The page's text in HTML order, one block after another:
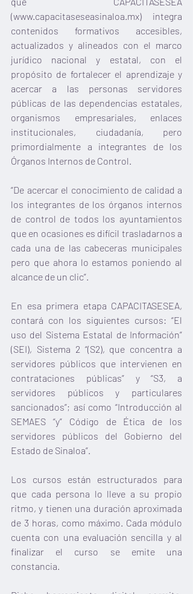
(www.capacitaseseasinaloa.mx) integra
contenidos formativos accesibles,
actualizados y alineados con el marco
jurídico nacional y estatal, con el
propósito de fortalecer el aprendizaje y
acercar a las personas servidores
públicas de las dependencias estatales,
organismos empresariales, enlaces
institucionales, ciudadanía, pero
primordialmente a integrantes de los
Órganos Internos de Control.
“De acercar el conocimiento de calidad a
los integrantes de los órganos internos
de control de todos los ayuntamientos
que en ocasiones es difícil trasladarnos a
cada una de las cabeceras municipales
pero que ahora lo estamos poniendo al
alcance de un clic”.
En esa primera etapa CAPACITASESEA,
contará con los siguientes cursos: “El
uso del Sistema Estatal de Información”
(SEI), Sistema 2 “(S2), que concentra a
servidores públicos que intervienen en
contrataciones públicas” y “S3, a
servidores públicos y particulares
sancionados”; así como “Introducción al
SEMAES “y” Código de Ética de los
servidores públicos del Gobierno del
Estado de Sinaloa”.
Los cursos están estructurados para
que cada persona lo lleve a su propio
ritmo, y tienen una duración aproximada
de 3 horas, como máximo. Cada módulo
cuenta con una evaluación sencilla y al
finalizar el curso se emite una
constancia.